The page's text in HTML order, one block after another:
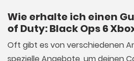
Wie erhalte ich einen
of Duty: Black Ops 6
Oft gibt es von verschiedenen